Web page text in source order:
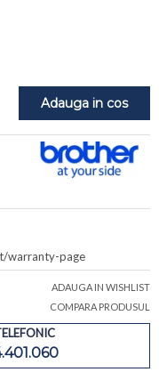
Adauga in cos
warranty-page
ADAUGA IN WISHLIST
COMPARA PRODUSUL